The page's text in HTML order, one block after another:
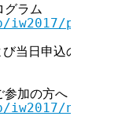
ラム
当日申込の手続
加の方へ